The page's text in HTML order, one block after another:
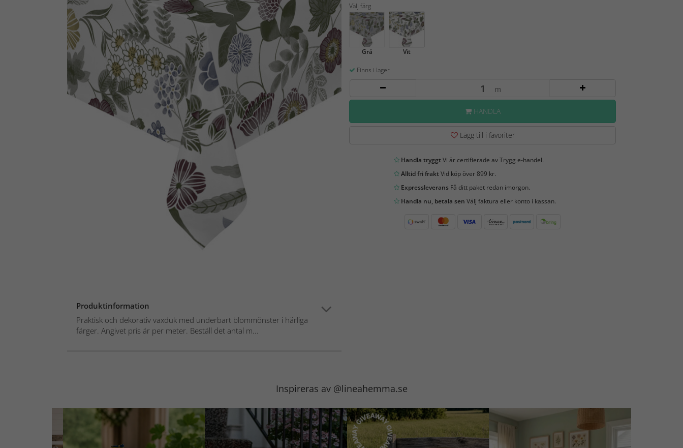
Produktinformation
Praktisk och dekorativ vaxduk med underbart blommönster i härliga
färger. Angivet pris är per meter. Beställ det antal m...
Välj färg
Grå Vit
Finns i lager
m
HANDLA
Lägg till i favoriter
Handla tryggtVi är certifierade av Trygg e-handel.
Alltid fri fraktVid köp över 899 kr.
ExpressleveransFå ditt paket redan imorgon.
Handla nu, betala sen Välj faktura eller konto i kassan.
Inspireras av @lineahemma.se